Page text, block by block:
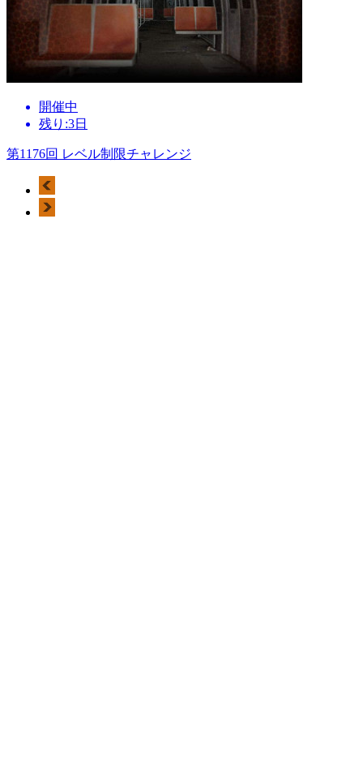
開催中
残り:3日
第1176回 レベル制限チャレンジ